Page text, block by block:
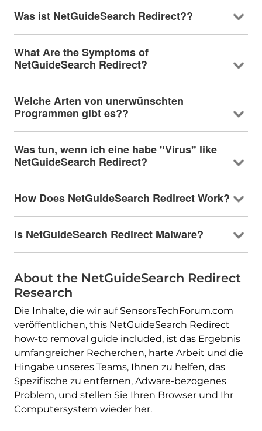
Was ist NetGuideSearch Redirect??
What Are the Symptoms of
NetGuideSearch Redirect?
Welche Arten von unerwünschten
Programmen gibt es??
Was tun, wenn ich eine habe "Virus" like
NetGuideSearch Redirect?
How Does NetGuideSearch Redirect Work?
Is NetGuideSearch Redirect Malware?
About the NetGuideSearch Redirect
Research
Die Inhalte, die wir auf SensorsTechForum.com
veröffentlichen, this NetGuideSearch Redirect
how-to removal guide included, ist das Ergebnis
umfangreicher Recherchen, harte Arbeit und die
Hingabe unseres Teams, Ihnen zu helfen, das
Spezifische zu entfernen, Adware-bezogenes
Problem, und stellen Sie Ihren Browser und Ihr
Computersystem wieder her.